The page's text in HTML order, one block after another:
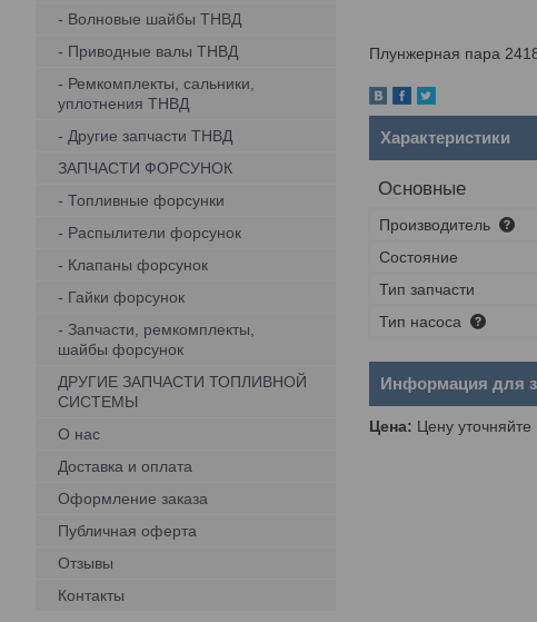
Плунжерная пара
Характеристики
Основные
Производитель
Состояние
Тип запчасти
Тип насоса
Информация для
Цена: Цену уточняйте
- Волновые шайбы ТНВД
- Приводные валы ТНВД
- Ремкомплекты, сальники,
уплотнения ТНВД
- Другие запчасти ТНВД
ЗАПЧАСТИ ФОРСУНОК
- Топливные форсунки
- Распылители форсунок
- Клапаны форсунок
- Гайки форсунок
- Запчасти, ремкомплекты,
шайбы форсунок
ДРУГИЕ ЗАПЧАСТИ ТОПЛИВНОЙ
СИСТЕМЫ
О нас
Доставка и оплата
Оформление заказа
Публичная оферта
Отзывы
Контакты